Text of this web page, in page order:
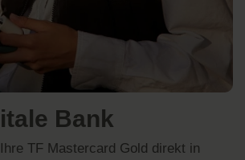
Bank
TF Mastercard Gold direkt in